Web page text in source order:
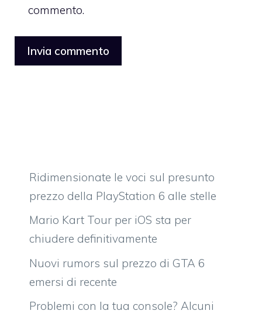
commento.
Ridimensionate le voci sul presunto
prezzo della PlayStation 6 alle stelle
Mario Kart Tour per iOS sta per
chiudere definitivamente
Nuovi rumors sul prezzo di GTA 6
emersi di recente
Problemi con la tua console? Alcuni